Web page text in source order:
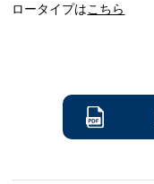
ロータイプはこちら